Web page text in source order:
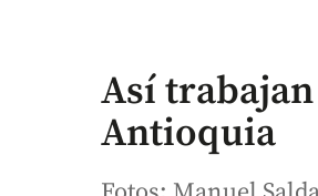
Así
Antioquia